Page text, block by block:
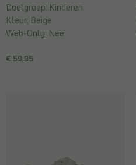
€ 59,95
Doelgroep: Kinderen
Kleur: Beige
Web-Only: Nee